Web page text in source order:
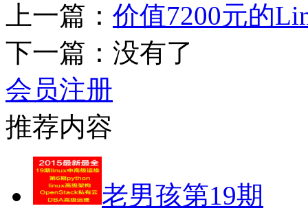
上一篇： 价值7200元的
下一篇：没有了
会员注册
推荐内容
老男孩第19期